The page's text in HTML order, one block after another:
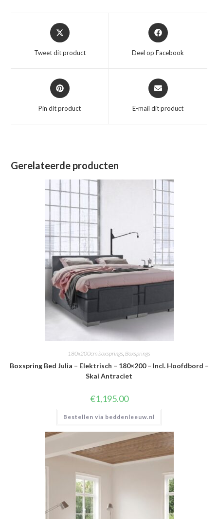
Opent
in
nieuw
Tweet dit product
Opent
in
nieuw
Deel op Facebook
Opent
in
nieuw
Pin dit product
Opent
in
nieuw
E-mail dit product
Gerelateerde producten
180x200cm boxsprings, Boxsprings
Boxspring Bed Julia – Elektrisch – 180×200 – Incl. Hoofdbord –
Skai Antraciet
€1,195.00
Bestellen via beddenleeuw.nl